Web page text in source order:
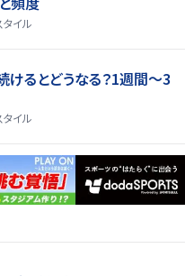
タイル
けるとどうなる？1週間～3
タイル